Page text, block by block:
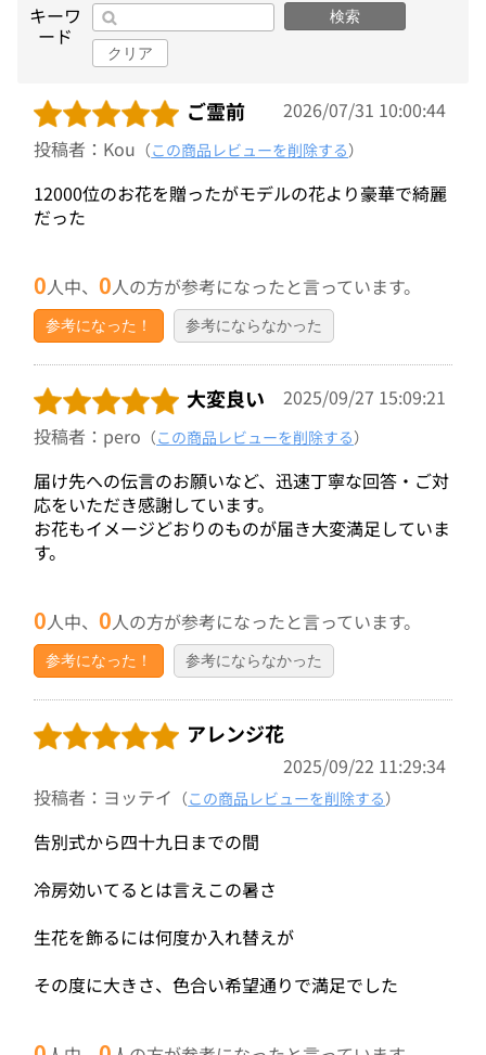
キーワ
ード
検索
クリア
ご霊前
2026/07/31 10:00:44
投稿者：Kou （この商品レビューを削除する）
12000位のお花を贈ったがモデルの花より豪華で綺麗
だった
0人中、0人の方が参考になったと言っています。
参考になった！ 参考にならなかった
大変良い
2025/09/27 15:09:21
投稿者：pero （この商品レビューを削除する）
届け先への伝言のお願いなど、迅速丁寧な回答・ご対
応をいただき感謝しています。
お花もイメージどおりのものが届き大変満足していま
す。
0人中、0人の方が参考になったと言っています。
参考になった！ 参考にならなかった
アレンジ花
2025/09/22 11:29:34
投稿者：ヨッテイ （この商品レビューを削除する）
告別式から四十九日までの間
冷房効いてるとは言えこの暑さ
生花を飾るには何度か入れ替えが
その度に大きさ、色合い希望通りで満足でした